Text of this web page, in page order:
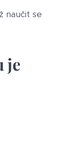
naučit se
je